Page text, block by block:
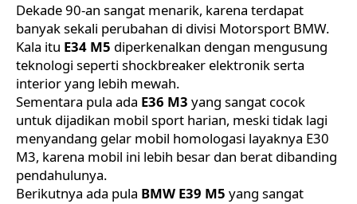
Dekade 90-an sangat menarik, karena terdapat
banyak sekali perubahan di divisi Motorsport BMW.
Kala itu E34 M5 diperkenalkan dengan mengusung
teknologi seperti shockbreaker elektronik serta
interior yang lebih mewah.
Sementara pula ada E36 M3 yang sangat cocok
untuk dijadikan mobil sport harian, meski tidak lagi
menyandang gelar mobil homologasi layaknya E30
M3, karena mobil ini lebih besar dan berat dibanding
pendahulunya.
Berikutnya ada pula BMW E39 M5 yang sangat